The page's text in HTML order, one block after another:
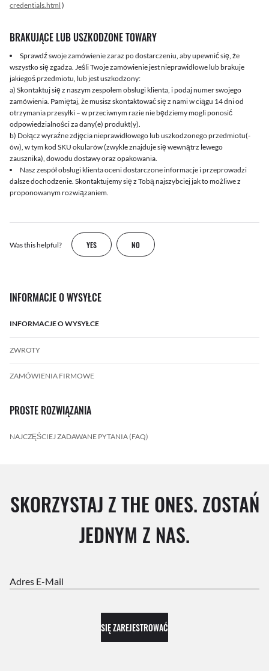
credentials.html )
BRAKUJĄCE LUB USZKODZONE TOWARY
Sprawdź swoje zamówienie zaraz po dostarczeniu, aby upewnić się, że
wszystko się zgadza. Jeśli Twoje zamówienie jest nieprawidłowe lub brakuje
jakiegoś przedmiotu, lub jest uszkodzony:
a) Skontaktuj się z naszym zespołem obsługi klienta, i podaj numer swojego
zamówienia. Pamiętaj, że musisz skontaktować się z nami w ciągu 14 dni od
otrzymania przesyłki – w przeciwnym razie nie będziemy mogli ponosić
odpowiedzialności za dany(e) produkt(y).
b) Dołącz wyraźne zdjęcia nieprawidłowego lub uszkodzonego przedmiotu(-
ów), w tym kod SKU okularów (zwykle znajduje się wewnątrz lewego
zausznika), dowodu dostawy oraz opakowania.
Nasz zespół obsługi klienta oceni dostarczone informacje i przeprowadzi
dalsze dochodzenie. Skontaktujemy się z Tobą najszybciej jak to możliwe z
proponowanym rozwiązaniem.
Was this helpful? YES NO
INFORMACJE O WYSYŁCE
INFORMACJE O WYSYŁCE
ZWROTY
ZAMÓWIENIA FIRMOWE
PROSTE ROZWIĄZANIA
NAJCZĘŚCIEJ ZADAWANE PYTANIA (FAQ)
SKORZYSTAJ Z THE ONES. ZOSTAŃ
JEDNYM Z NAS.
Adres E-Mail
SIĘ ZAREJESTROWAĆ